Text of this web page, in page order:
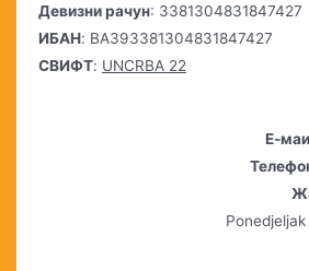
Девизни рачун: 3381304831847427
ИБАН: BA393381304831847427
СВИФТ: UNCRBA 22
Е-